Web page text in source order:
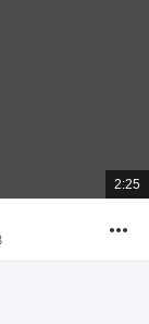
總
共
2:25